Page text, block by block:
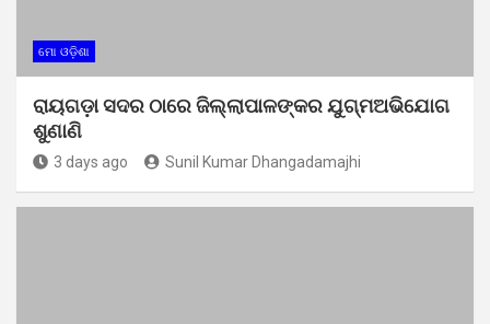
ମୋ ଓଡ଼ିଶା
ରାୟଗଡ଼ା ସଦର ଠାରେ ଜିଲ୍ଲାପାଳଙ୍କର ଯୁଗ୍ମଅଭିଯୋଗ
ଶୁଣାଣି
3 days ago Sunil Kumar Dhangadamajhi